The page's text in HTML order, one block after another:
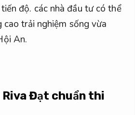
độ. các nhà đầu tư có thể
cao trải nghiệm sống vừa
An.
Đạt chuẩn thi